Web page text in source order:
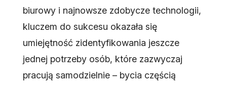
biurowy i najnowsze zdobycze technologii,
kluczem do sukcesu okazała się
umiejętność zidentyfikowania jeszcze
jednej potrzeby osób, które zazwyczaj
pracują samodzielnie – bycia częścią